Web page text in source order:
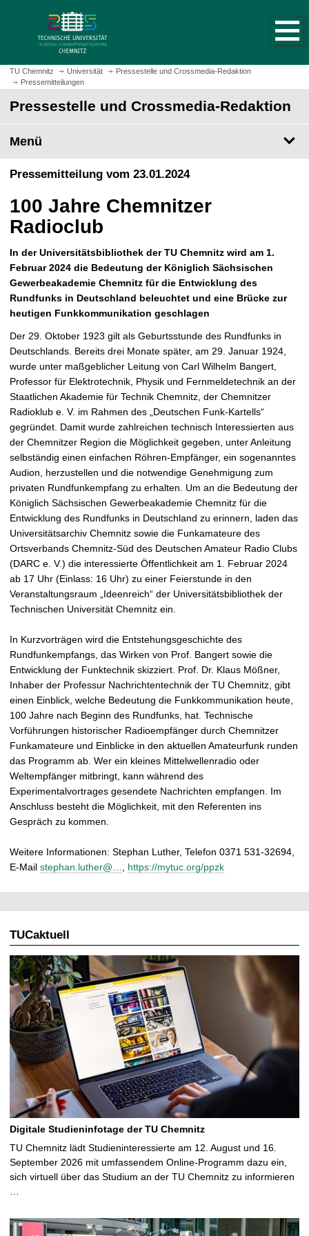
m
H
t
s
i
e
a
u
r
u
f
e
n
TU Chemnitz Universität
Pressestelle und Crossmedia-Redaktion
Pressemitteilungen
Pressestelle und Crossmedia-Redaktion
Menü
Pressemitteilung vom 23.01.2024
100 Jahre Chemnitzer
Radioclub
In der Universitätsbibliothek der TU Chemnitz wird am 1.
Februar 2024 die Bedeutung der Königlich Sächsischen
Gewerbeakademie Chemnitz für die Entwicklung des
Rundfunks in Deutschland beleuchtet und eine Brücke zur
heutigen Funkkommunikation geschlagen
Der 29. Oktober 1923 gilt als Geburtsstunde des Rundfunks in
Deutschlands. Bereits drei Monate später, am 29. Januar 1924,
wurde unter maßgeblicher Leitung von Carl Wilhelm Bangert,
Professor für Elektrotechnik, Physik und Fernmeldetechnik an der
Staatlichen Akademie für Technik Chemnitz, der Chemnitzer
Radioklub e. V. im Rahmen des „Deutschen Funk-Kartells“
gegründet. Damit wurde zahlreichen technisch Interessierten aus
der Chemnitzer Region die Möglichkeit gegeben, unter Anleitung
selbständig einen einfachen Röhren-Empfänger, ein sogenanntes
Audion, herzustellen und die notwendige Genehmigung zum
privaten Rundfunkempfang zu erhalten. Um an die Bedeutung der
Königlich Sächsischen Gewerbeakademie Chemnitz für die
Entwicklung des Rundfunks in Deutschland zu erinnern, laden das
Universitätsarchiv Chemnitz sowie die Funkamateure des
Ortsverbands Chemnitz-Süd des Deutschen Amateur Radio Clubs
(DARC e. V.) die interessierte Öffentlichkeit am 1. Februar 2024
ab 17 Uhr (Einlass: 16 Uhr) zu einer Feierstunde in den
Veranstaltungsraum „Ideenreich“ der Universitätsbibliothek der
Technischen Universität Chemnitz ein.
In Kurzvorträgen wird die Entstehungsgeschichte des
Rundfunkempfangs, das Wirken von Prof. Bangert sowie die
Entwicklung der Funktechnik skizziert. Prof. Dr. Klaus Mößner,
Inhaber der Professur Nachrichtentechnik der TU Chemnitz, gibt
einen Einblick, welche Bedeutung die Funkkommunikation heute,
100 Jahre nach Beginn des Rundfunks, hat. Technische
Vorführungen historischer Radioempfänger durch Chemnitzer
Funkamateure und Einblicke in den aktuellen Amateurfunk runden
das Programm ab. Wer ein kleines Mittelwellenradio oder
Weltempfänger mitbringt, kann während des
Experimentalvortrages gesendete Nachrichten empfangen. Im
Anschluss besteht die Möglichkeit, mit den Referenten ins
Gespräch zu kommen.
Weitere Informationen: Stephan Luther, Telefon 0371 531-32694,
E-Mail stephan.luther@…, https://mytuc.org/ppzk
TUCaktuell
Digitale Studieninfotage der TU Chemnitz
TU Chemnitz lädt Studieninteressierte am 12. August und 16.
September 2026 mit umfassendem Online-Programm dazu ein,
sich virtuell über das Studium an der TU Chemnitz zu informieren